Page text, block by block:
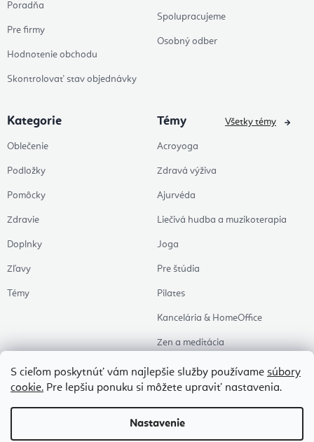
S cieľom poskytnúť vám najlepšie služby používame súbory
cookie. Pre lepšiu ponuku si môžete upraviť nastavenia.
Nastavenie
Poradňa
Pre firmy
Hodnotenie obchodu
Skontrolovať stav objednávky
Spolupracujeme
Osobný odber
Kategorie
Oblečenie
Podložky
Pomôcky
Zdravie
Doplnky
Zľavy
Témy
Témy
Acroyoga
Zdravá výživa
Ajurvéda
Liečivá hudba a muzikoterapia
Joga
Pre štúdia
Pilates
Kancelária & HomeOffice
Zen a meditácia
Aromaterapia
Zdravý spánok
Naše obľúbené
Všetky témy